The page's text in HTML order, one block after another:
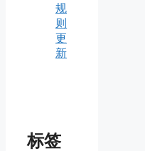
规
则
更
新
标签